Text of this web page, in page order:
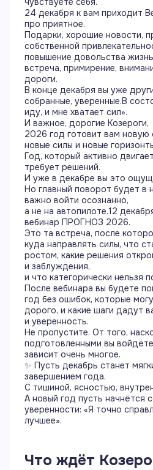
24 декабря к вам приходит
про приятное.
Подарки, хорошие новости,
собственной
повышение довольства
встреча, примирение,
дороги.
В конце декабря вы уже
собранные, уверенные.В
иду, и мне хватает сил».
И важное, дорогие Козероги,
2026 год готовит вам новую
новые силы и новые
Год, который активно
требует решений.
И уже в декабре вы это
Но главный поворот будет в
важно войти осознанно,
а не на автопилоте.12
вебинар ПРОГНОЗ 2026.
Это та встреча, после
куда направлять силы, что
ростом, какие решения
и заблуждения,
и что категорически нельзя
После вебинара вы будете
год без ошибок, которые
дорого, и какие шаги дадут
и уверенность.
Не пропустите. От того,
подготовленными вы
зависит очень многое.
✨ Пусть декабрь станет
завершением года.
С тишиной, ясностью,
А новый год пусть начнётся
уверенности: «Я точно
лучшее».
Что ждёт